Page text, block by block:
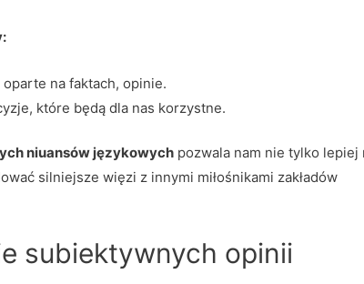
oparte na faktach, opinie.
które będą dla nas korzystne.
niuansów językowych pozwala nam nie tylko lepiej
silniejsze więzi z innymi miłośnikami zakładów
subiektywnych opinii